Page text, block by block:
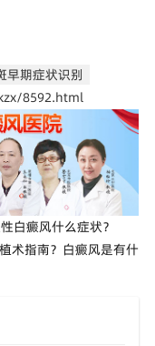
早期症状识别
8592.html
白癜风什么症状？
术指南？白癜风是有什